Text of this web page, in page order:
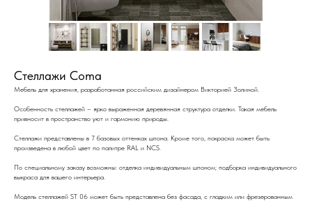
Стеллажи Coma
Мебель для хранения, разработанная российским дизайнером Викторией Золиной.
Особенность стеллажей – ярко выраженная деревянная структура отделки. Такая мебель
привносит в пространство уют и гармонию природы.
Стеллажи представлены в 7 базовых оттенках шпона. Кроме того, покраска может быть
произведена в любой цвет по палитре RAL и NCS.
По специальному заказу возможны: отделка индивидуальным шпоном; подборка индивидуального
выкраса для вашего интерьера.
Модель стеллажей ST 06 может быть представлена без фасада, с гладким или фрезерованным